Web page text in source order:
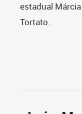
estadual
Tortato.